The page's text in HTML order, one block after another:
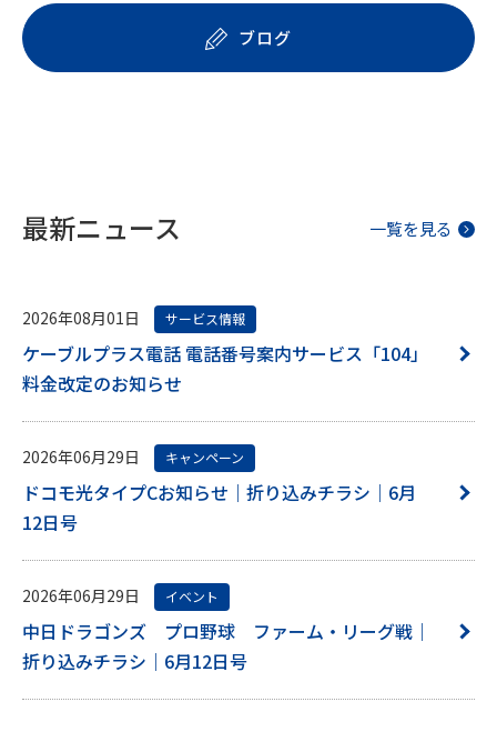
ブログ
最新ニュース 一覧を見る
2026年08月01日 サービス情報
ケーブルプラス電話 電話番号案内サービス「104」
料金改定のお知らせ
2026年06月29日 キャンペーン
ドコモ光タイプCお知らせ｜折り込みチラシ｜6月
12日号
2026年06月29日 イベント
中日ドラゴンズ プロ野球 ファーム・リーグ戦｜
折り込みチラシ｜6月12日号